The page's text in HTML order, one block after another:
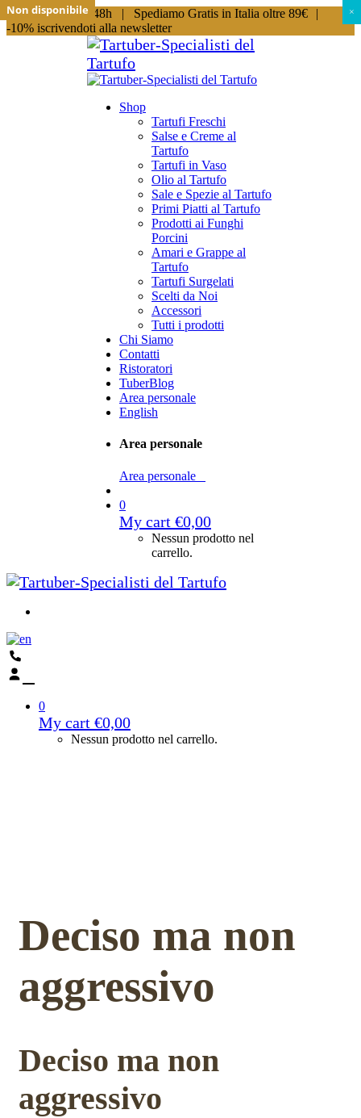
Spedizioni in 24/48h | Spediamo Gratis in Italia oltre 89€
|
-10% iscrivendoti alla newsletter
Shop
Tartufi Freschi
Salse e Creme al
Tartufo
Tartufi in Vaso
Olio al Tartufo
Sale e Spezie al Tartufo
Primi Piatti al Tartufo
Prodotti ai Funghi
Porcini
Amari e Grappe al
Tartufo
Tartufi Surgelati
Scelti da Noi
Accessori
Tutti i prodotti
Chi Siamo
Contatti
Ristoratori
TuberBlog
Area personale
English
Area personale
Area personale
0
My cart €0,00
Nessun prodotto nel
carrello.
0
My cart €0,00
Nessun prodotto nel carrello.
Deciso ma non
aggressivo
Deciso ma non
aggressivo
Non disponibile
Non disponibile
Non disponibile
Non disponibile
Non disponibile ×
×